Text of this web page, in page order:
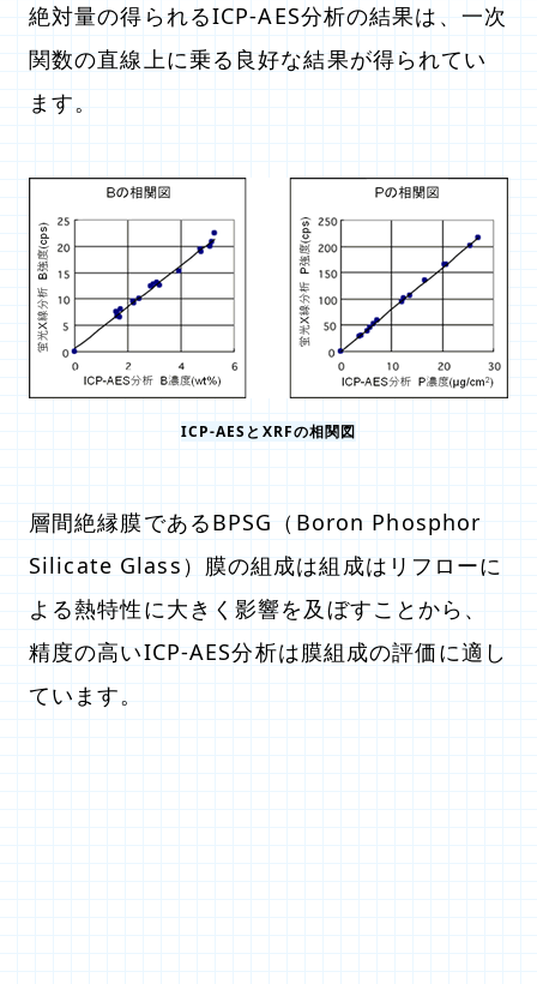
絶対量の得られるICP-AES分析の結果は、一次
関数の直線上に乗る良好な結果が得られてい
ます。
ICP-AESとXRFの相関図
層間絶縁膜であるBPSG（Boron Phosphor
Silicate Glass）膜の組成は組成はリフローに
よる熱特性に大きく影響を及ぼすことから、
精度の高いICP-AES分析は膜組成の評価に適し
ています。